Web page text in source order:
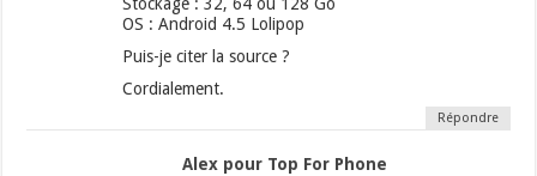
Stockage : 32, 64 ou 128 Go
OS : Android 4.5 Lolipop
Puis-je citer la source ?
Cordialement.
Répondre
Alex pour Top For Phone